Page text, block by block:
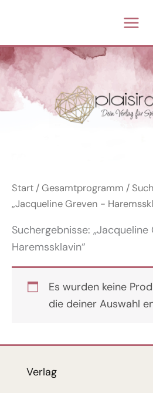
springen
Start /Gesamtprogramm /
„Jacqueline Greven -
Suchergebnisse:
Haremssklavin“
Es wurden keine
die deiner Auswahl
Verlag